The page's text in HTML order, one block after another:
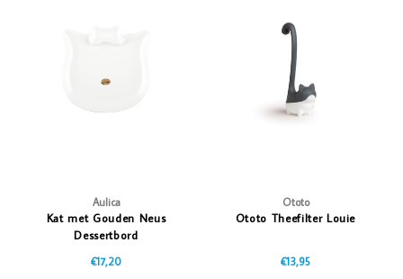
Aulica
Kat met Gouden Neus
Dessertbord
€17,20
Ototo
Ototo Theefilter Louie
€13,95